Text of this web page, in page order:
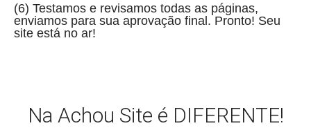
(6) Testamos e revisamos todas as páginas,
enviamos para sua aprovação final. Pronto! Seu
site está no ar!
Na Achou Site é DIFERENTE!